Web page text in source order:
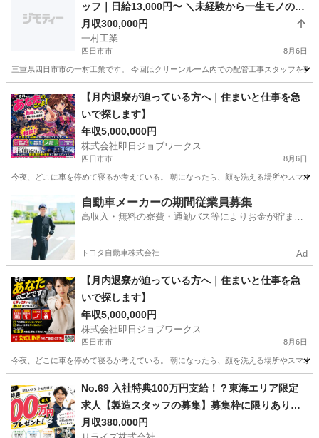
ッフ｜日給13,000円〜 ＼未経験から一生モノの技
術を身につけよう！／
月収300,000円
一村工業
四日市市 8月6日
三重県四日市市の一村工業です。 今回はクリーンルーム内での配管工事スタッフを
その他 未経験
【月内退寮が迫っている方へ｜住まいと仕事を急
いで探します】
年収5,000,000円
株式会社即日ジョブワークス
四日市市 8月6日
今夜、どこに車を停めて寝るか考えている。 朝になったら、顔を洗える場所やスマ
その他 未経験
自動車メーカーの期間従業員募集
高収入・無料の寮費・通勤バス等によりお金が貯まり
トヨタ自動車株式会社 Ad
【月内退寮が迫っている方へ｜住まいと仕事を急
いで探します】
年収5,000,000円
株式会社即日ジョブワークス
四日市市 8月6日
今夜、どこに車を停めて寝るか考えている。 朝になったら、顔を洗える場所やスマ
その他 未経験
No.69 入社特典100万円支給！？東海エリア限定
求人【製造スタッフの募集】募集枠に限りありの
為まずはお問い合わせ！
月収380,000円